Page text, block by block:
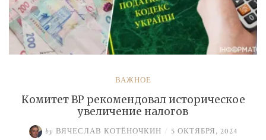
ВАЖНОЕ
Комитет ВР рекомендовал историческое
увеличение налогов
by ВЯЧЕСЛАВ КОТЁНОЧКИН / 5 ОКТЯБРЯ, 2024